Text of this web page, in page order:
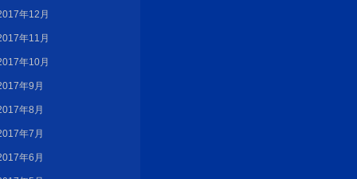
年12月
年11月
年10月
年9月
年8月
年7月
年6月